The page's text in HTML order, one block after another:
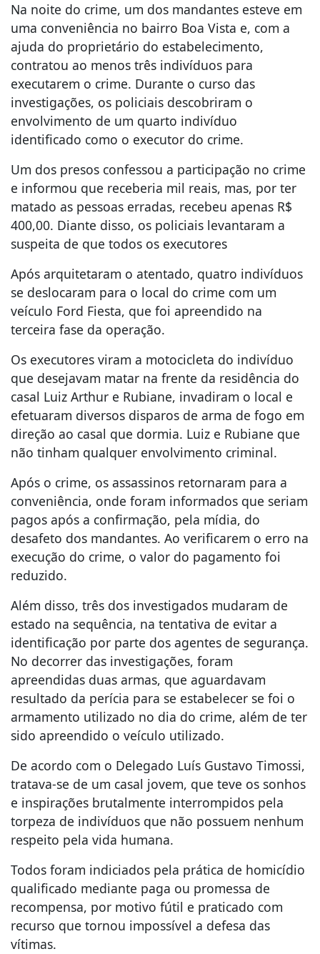
Na noite do crime, um dos mandantes esteve em
uma conveniência no bairro Boa Vista e, com a
ajuda do proprietário do estabelecimento,
contratou ao menos três indivíduos para
executarem o crime. Durante o curso das
investigações, os policiais descobriram o
envolvimento de um quarto indivíduo
identificado como o executor do crime.
Um dos presos confessou a participação no crime
e informou que receberia mil reais, mas, por ter
matado as pessoas erradas, recebeu apenas R$
400,00. Diante disso, os policiais levantaram a
suspeita de que todos os executores
Após arquitetaram o atentado, quatro indivíduos
se deslocaram para o local do crime com um
veículo Ford Fiesta, que foi apreendido na
terceira fase da operação.
Os executores viram a motocicleta do indivíduo
que desejavam matar na frente da residência do
casal Luiz Arthur e Rubiane, invadiram o local e
efetuaram diversos disparos de arma de fogo em
direção ao casal que dormia. Luiz e Rubiane que
não tinham qualquer envolvimento criminal.
Após o crime, os assassinos retornaram para a
conveniência, onde foram informados que seriam
pagos após a confirmação, pela mídia, do
desafeto dos mandantes. Ao verificarem o erro na
execução do crime, o valor do pagamento foi
reduzido.
Além disso, três dos investigados mudaram de
estado na sequência, na tentativa de evitar a
identificação por parte dos agentes de segurança.
No decorrer das investigações, foram
apreendidas duas armas, que aguardavam
resultado da perícia para se estabelecer se foi o
armamento utilizado no dia do crime, além de ter
sido apreendido o veículo utilizado.
De acordo com o Delegado Luís Gustavo Timossi,
tratava-se de um casal jovem, que teve os sonhos
e inspirações brutalmente interrompidos pela
torpeza de indivíduos que não possuem nenhum
respeito pela vida humana.
Todos foram indiciados pela prática de homicídio
qualificado mediante paga ou promessa de
recompensa, por motivo fútil e praticado com
recurso que tornou impossível a defesa das
vítimas.